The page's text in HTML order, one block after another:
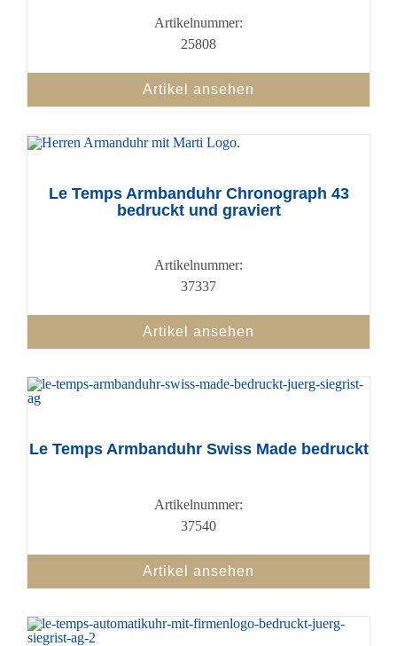
Artikelnummer:
25808
Artikel ansehen
Le Temps Armbanduhr Chronograph 43
bedruckt und graviert
Artikelnummer:
37337
Artikel ansehen
Le Temps Armbanduhr Swiss Made bedruckt
Artikelnummer:
37540
Artikel ansehen